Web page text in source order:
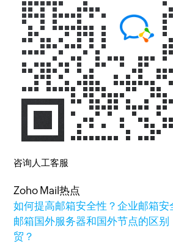
咨询人工客服
Zoho Mail热点
如何提高邮箱安全性？企业邮箱安
邮箱国外服务器和国外节点的区
贸？